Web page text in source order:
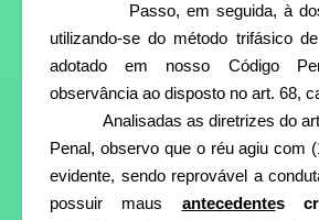
Passo, em seguida, à
utilizando-se do método trifásico
adotado em nosso Código
observância ao disposto no art. 68,
Analisadas as diretrizes do
Penal, observo que o réu agiu com
evidente, sendo reprovável a
possuir maus antecedentes